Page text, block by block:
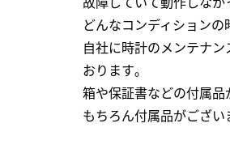
どんなコンディション
自社に時計のメンテナ
おります｡
箱や保証書などの付属品
もちろん付属品がござ